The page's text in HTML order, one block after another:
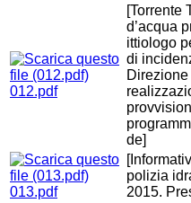
012.pdf
[Torrente
d’acqua
ittiologo
di
de]
013.pdf
polizia
2015.